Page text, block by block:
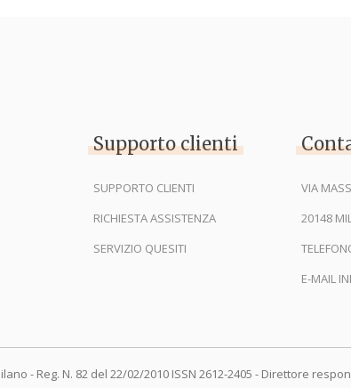
Supporto clienti
SUPPORTO CLIENTI
RICHIESTA ASSISTENZA
SERVIZIO QUESITI
VIA
20148
E-MAIL
- Reg. N. 82 del 22/02/2010 ISSN 2612-2405 - Direttore